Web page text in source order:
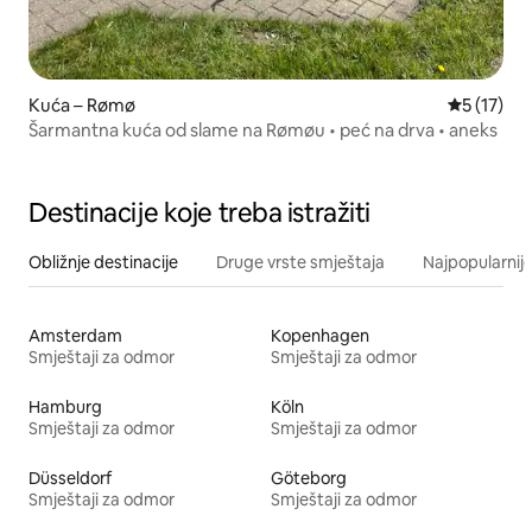
Kuća – Rømø Prosječna
5 (17)
Šarmantna kuća od slame na Rømøu • peć na drva • aneks
Destinacije koje treba istražiti
Obližnje destinacije Druge vrste smještaja
Amsterdam
Smještaji za odmor
Kopenhagen
Smještaji za odmor
Hamburg
Smještaji za odmor
Köln
Smještaji za odmor
Düsseldorf
Smještaji za odmor
Göteborg
Smještaji za odmor